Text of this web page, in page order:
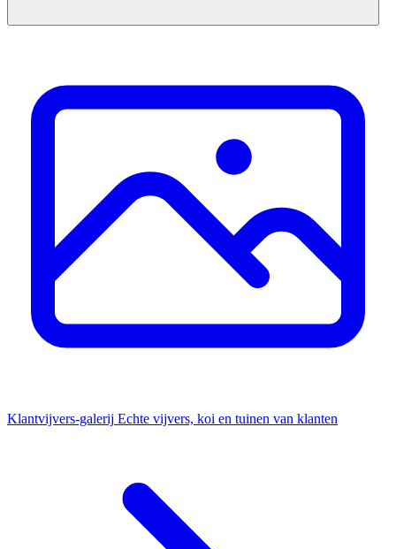
Klantvijvers-galerij Echte vijvers, koi en tuinen van klanten